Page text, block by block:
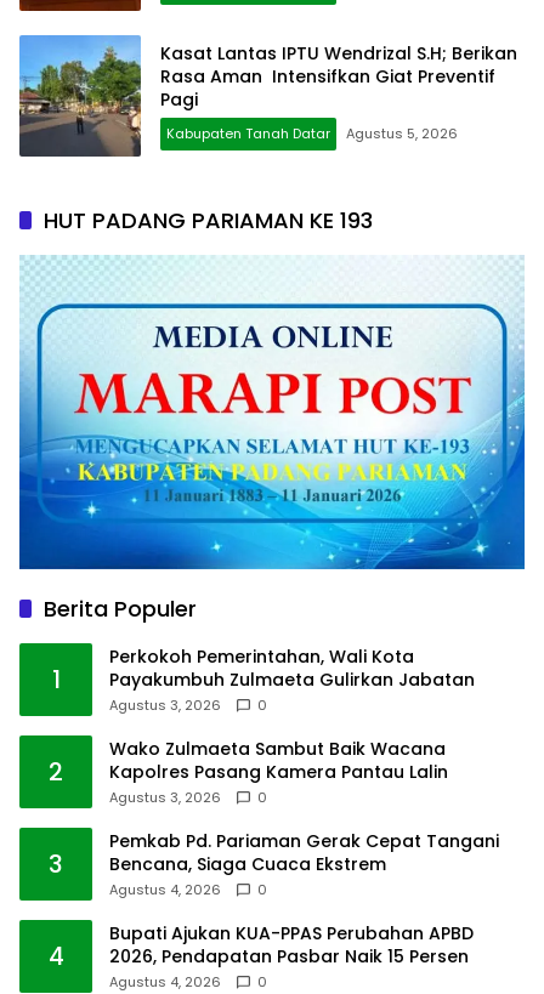
Kasat Lantas IPTU Wendrizal S.H; Berikan
Rasa Aman Intensifkan Giat Preventif
Pagi
Kabupaten Tanah Datar Agustus 5, 2026
HUT PADANG PARIAMAN KE 193
Berita Populer
1
Perkokoh Pemerintahan, Wali Kota
Payakumbuh Zulmaeta Gulirkan Jabatan
Agustus 3, 2026 0
2
Wako Zulmaeta Sambut Baik Wacana
Kapolres Pasang Kamera Pantau Lalin
Agustus 3, 2026 0
3
Pemkab Pd. Pariaman Gerak Cepat Tangani
Bencana, Siaga Cuaca Ekstrem
Agustus 4, 2026 0
4
Bupati Ajukan KUA-PPAS Perubahan APBD
2026, Pendapatan Pasbar Naik 15 Persen
Agustus 4, 2026 0